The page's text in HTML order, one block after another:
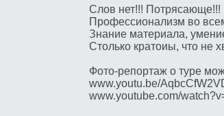
Слов нет!!! Потрясающе!!!
Профессионализм во
Знание материала,
Столько кратоиы, что не
Фото-репортаж о туре
www.youtu.be/
www.youtube.com/